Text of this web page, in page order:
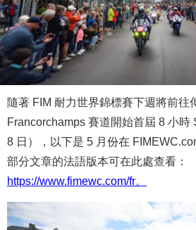
隨著 FIM 耐力世界錦標賽下週將前往
Francorchamps 賽道開始首屆 8 小時
8 日），以下是 5 月份在
部分文章的法語版本可在此處查看：
https://www.fimewc.com/fr。